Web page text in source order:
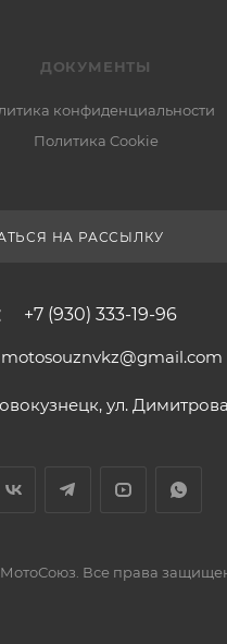
ДОКУМЕНТЫ
конфиденциальности
Политика Cookie
НА РАССЫЛКУ
+7 (930) 333-19-96
motosouznvkz@gmail.com
ул.
Все права